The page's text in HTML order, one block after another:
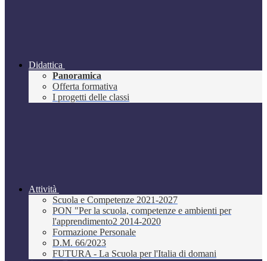
Didattica
Panoramica
Offerta formativa
I progetti delle classi
Attività
Scuola e Competenze 2021-2027
PON "Per la scuola, competenze e ambienti per
l'apprendimento2 2014-2020
Formazione Personale
D.M. 66/2023
FUTURA - La Scuola per l'Italia di domani